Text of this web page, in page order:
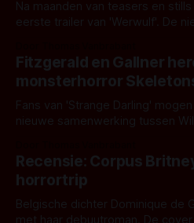
Na maanden van teasers en
eerste trailer van 'Werwulf'. De
kille stijl vol folklore en mythe.
het het al raden?)... de
Fitzgerald en Gallner
monsterhorror
Fans van 'Strange Darling'
nieuwe samenwerking tussen
'Skeletons', een nieuwe creature
opnames zijn gestart in Australië.
Recensie: Corpus
horrortrip
Belgische dichter Dominique de
met haar debuutroman. De